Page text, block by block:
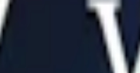
11,55 mg
ett vitt snus med smak av krispig mint.